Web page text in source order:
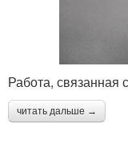
Работа, связанная
читать дальше →